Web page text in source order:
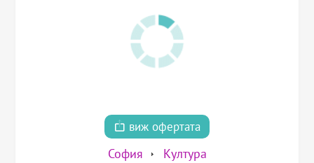
виж офертата
София Култура